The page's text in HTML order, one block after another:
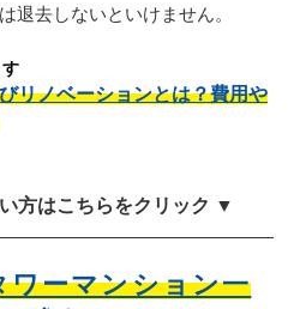
退去しないといけません。
リノベーションとは？費用や
方はこちらをクリック ▼
ワーマンション一